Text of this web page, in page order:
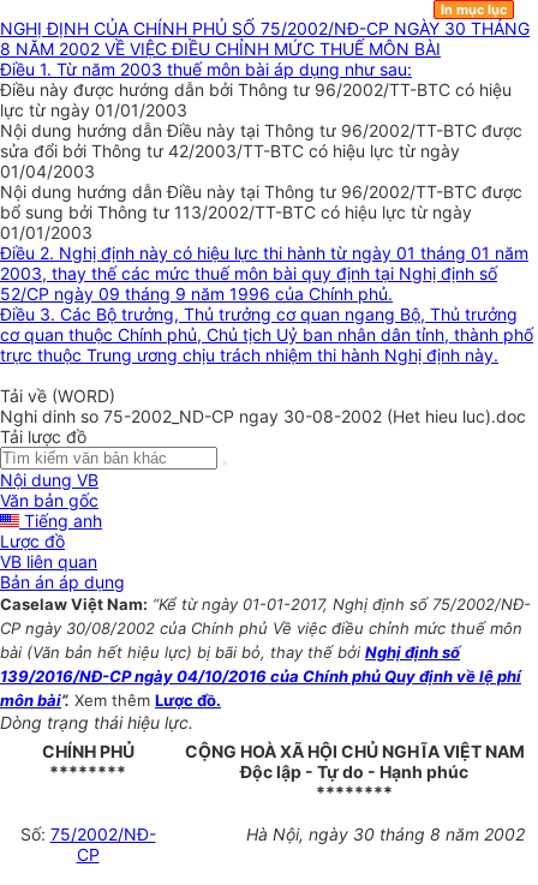
In mục lục
NGHỊ ĐỊNH CỦA CHÍNH PHỦ SỐ 75/2002/NĐ-CP NGÀY 30 THÁNG
8 NĂM 2002 VỀ VIỆC ĐIỀU CHỈNH MỨC THUẾ MÔN BÀI
Điều 1. Từ năm 2003 thuế môn bài áp dụng như sau:
Điều này được hướng dẫn bởi Thông tư 96/2002/TT-BTC có hiệu
lực từ ngày 01/01/2003
Nội dung hướng dẫn Điều này tại Thông tư 96/2002/TT-BTC được
sửa đổi bởi Thông tư 42/2003/TT-BTC có hiệu lực từ ngày
01/04/2003
Nội dung hướng dẫn Điều này tại Thông tư 96/2002/TT-BTC được
bổ sung bởi Thông tư 113/2002/TT-BTC có hiệu lực từ ngày
01/01/2003
Điều 2. Nghị định này có hiệu lực thi hành từ ngày 01 tháng 01 năm
2003, thay thế các mức thuế môn bài quy định tại Nghị định số
52/CP ngày 09 tháng 9 năm 1996 của Chính phủ.
Điều 3. Các Bộ trưởng, Thủ trưởng cơ quan ngang Bộ, Thủ trưởng
cơ quan thuộc Chính phủ, Chủ tịch Uỷ ban nhân dân tỉnh, thành phố
trực thuộc Trung ương chịu trách nhiệm thi hành Nghị định này.
Tải về (WORD)
Nghi dinh so 75-2002_ND-CP ngay 30-08-2002 (Het hieu luc).doc
Tải lược đồ
Nội dung VB
Văn bản gốc
Tiếng anh
Lược đồ
VB liên quan
Bản án áp dụng
Caselaw Việt Nam: “Kể từ ngày 01-01-2017, Nghị định số 75/2002/NĐ-
CP ngày 30/08/2002 của Chính phủ Về việc điều chỉnh mức thuế môn
bài (Văn bản hết hiệu lực) bị bãi bỏ, thay thế bởi Nghị định số
139/2016/NĐ-CP ngày 04/10/2016 của Chính phủ Quy định về lệ phí
môn bài”. Xem thêm Lược đồ.
Dòng trạng thái hiệu lực.
CHÍNH PHỦ
********
CỘNG HOÀ XÃ HỘI CHỦ NGHĨA VIỆT NAM
Độc lập - Tự do - Hạnh phúc
********
Số: 75/2002/NĐ-
CP
Hà Nội, ngày 30 tháng 8 năm 2002